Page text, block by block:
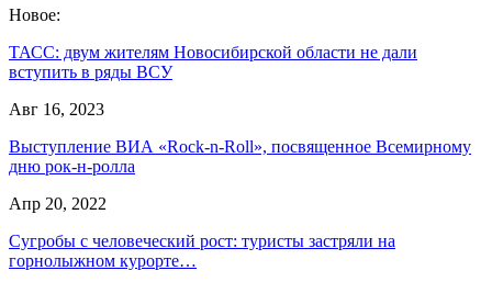
Новое:
ТАСС: двум жителям Новосибирской области не дали
вступить в ряды ВСУ
Авг 16, 2023
Выступление ВИА «Rock-n-Roll», посвященное Всемирному
дню рок-н-ролла
Апр 20, 2022
Сугробы с человеческий рост: туристы застряли на
горнолыжном курорте…